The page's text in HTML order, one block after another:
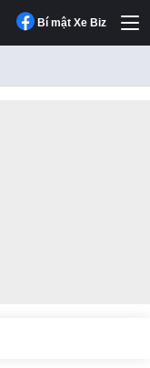
Bí mật Xe Biz